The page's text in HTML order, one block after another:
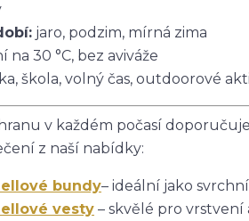
jaro, podzim, mírná zima
na 30 °C, bez aviváže
škola, volný čas, outdoorové
v každém počasí
z naší nabídky:
bundy– ideální jako
vesty – skvělé pro